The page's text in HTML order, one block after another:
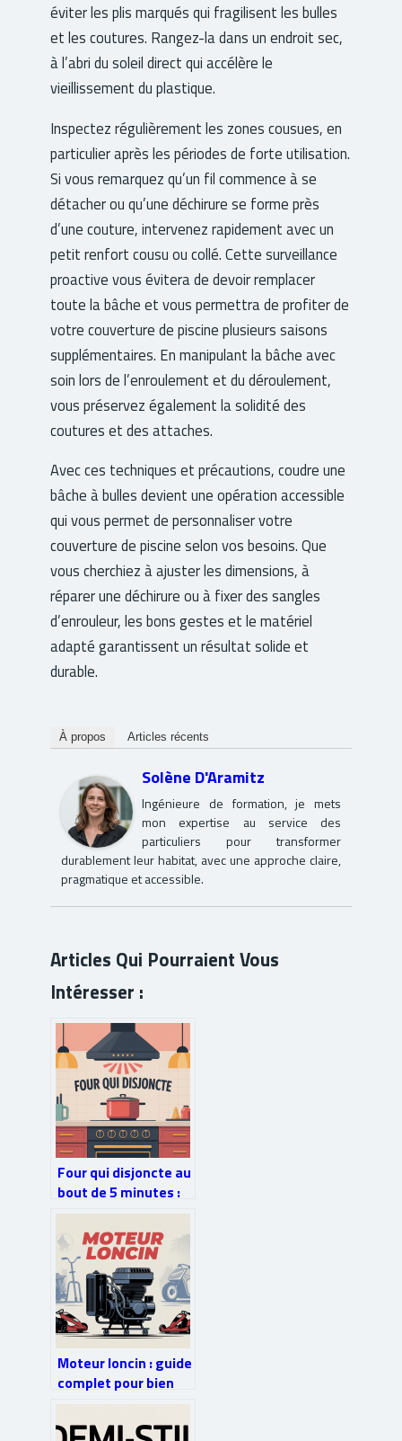
éviter les plis marqués qui fragilisent les bulles
et les coutures. Rangez-la dans un endroit sec,
à l’abri du soleil direct qui accélère le
vieillissement du plastique.
Inspectez régulièrement les zones cousues, en
particulier après les périodes de forte utilisation.
Si vous remarquez qu’un fil commence à se
détacher ou qu’une déchirure se forme près
d’une couture, intervenez rapidement avec un
petit renfort cousu ou collé. Cette surveillance
proactive vous évitera de devoir remplacer
toute la bâche et vous permettra de profiter de
votre couverture de piscine plusieurs saisons
supplémentaires. En manipulant la bâche avec
soin lors de l’enroulement et du déroulement,
vous préservez également la solidité des
coutures et des attaches.
Avec ces techniques et précautions, coudre une
bâche à bulles devient une opération accessible
qui vous permet de personnaliser votre
couverture de piscine selon vos besoins. Que
vous cherchiez à ajuster les dimensions, à
réparer une déchirure ou à fixer des sangles
d’enrouleur, les bons gestes et le matériel
adapté garantissent un résultat solide et
durable.
À propos Articles récents
Solène D'Aramitz
Ingénieure de formation, je mets
mon expertise au service des
particuliers pour transformer
durablement leur habitat, avec une approche claire,
pragmatique et accessible.
Articles Qui Pourraient Vous
Intéresser :
Four qui disjoncte au
bout de 5 minutes :
causes et solutions
durables
Moteur loncin : guide
complet pour bien
entretenir